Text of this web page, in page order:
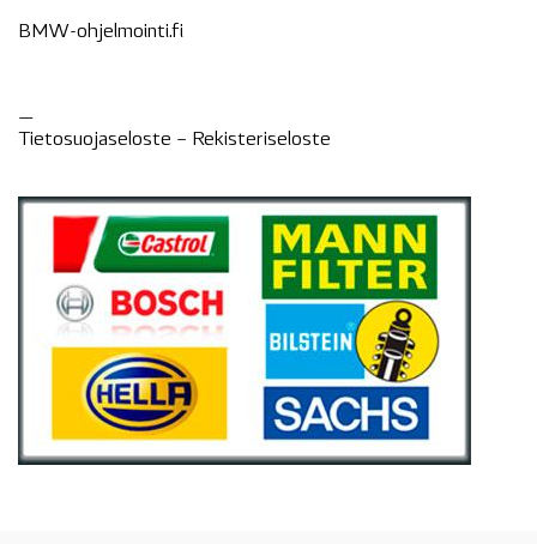
BMW-ohjelmointi.fi
—
Tietosuojaseloste – Rekisteriseloste